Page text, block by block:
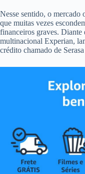
Nesse sentido, o mercado
que muitas vezes
financeiros graves. Diante
multinacional Experian,
crédito chamado de